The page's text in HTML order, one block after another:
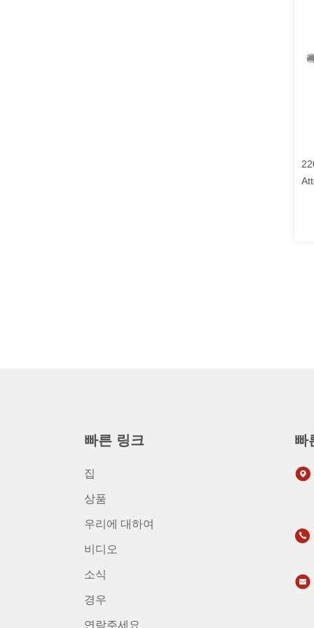
빠른 링크
집
상품
우리에 대하여
비디오
소식
경우
연락주세요
빠